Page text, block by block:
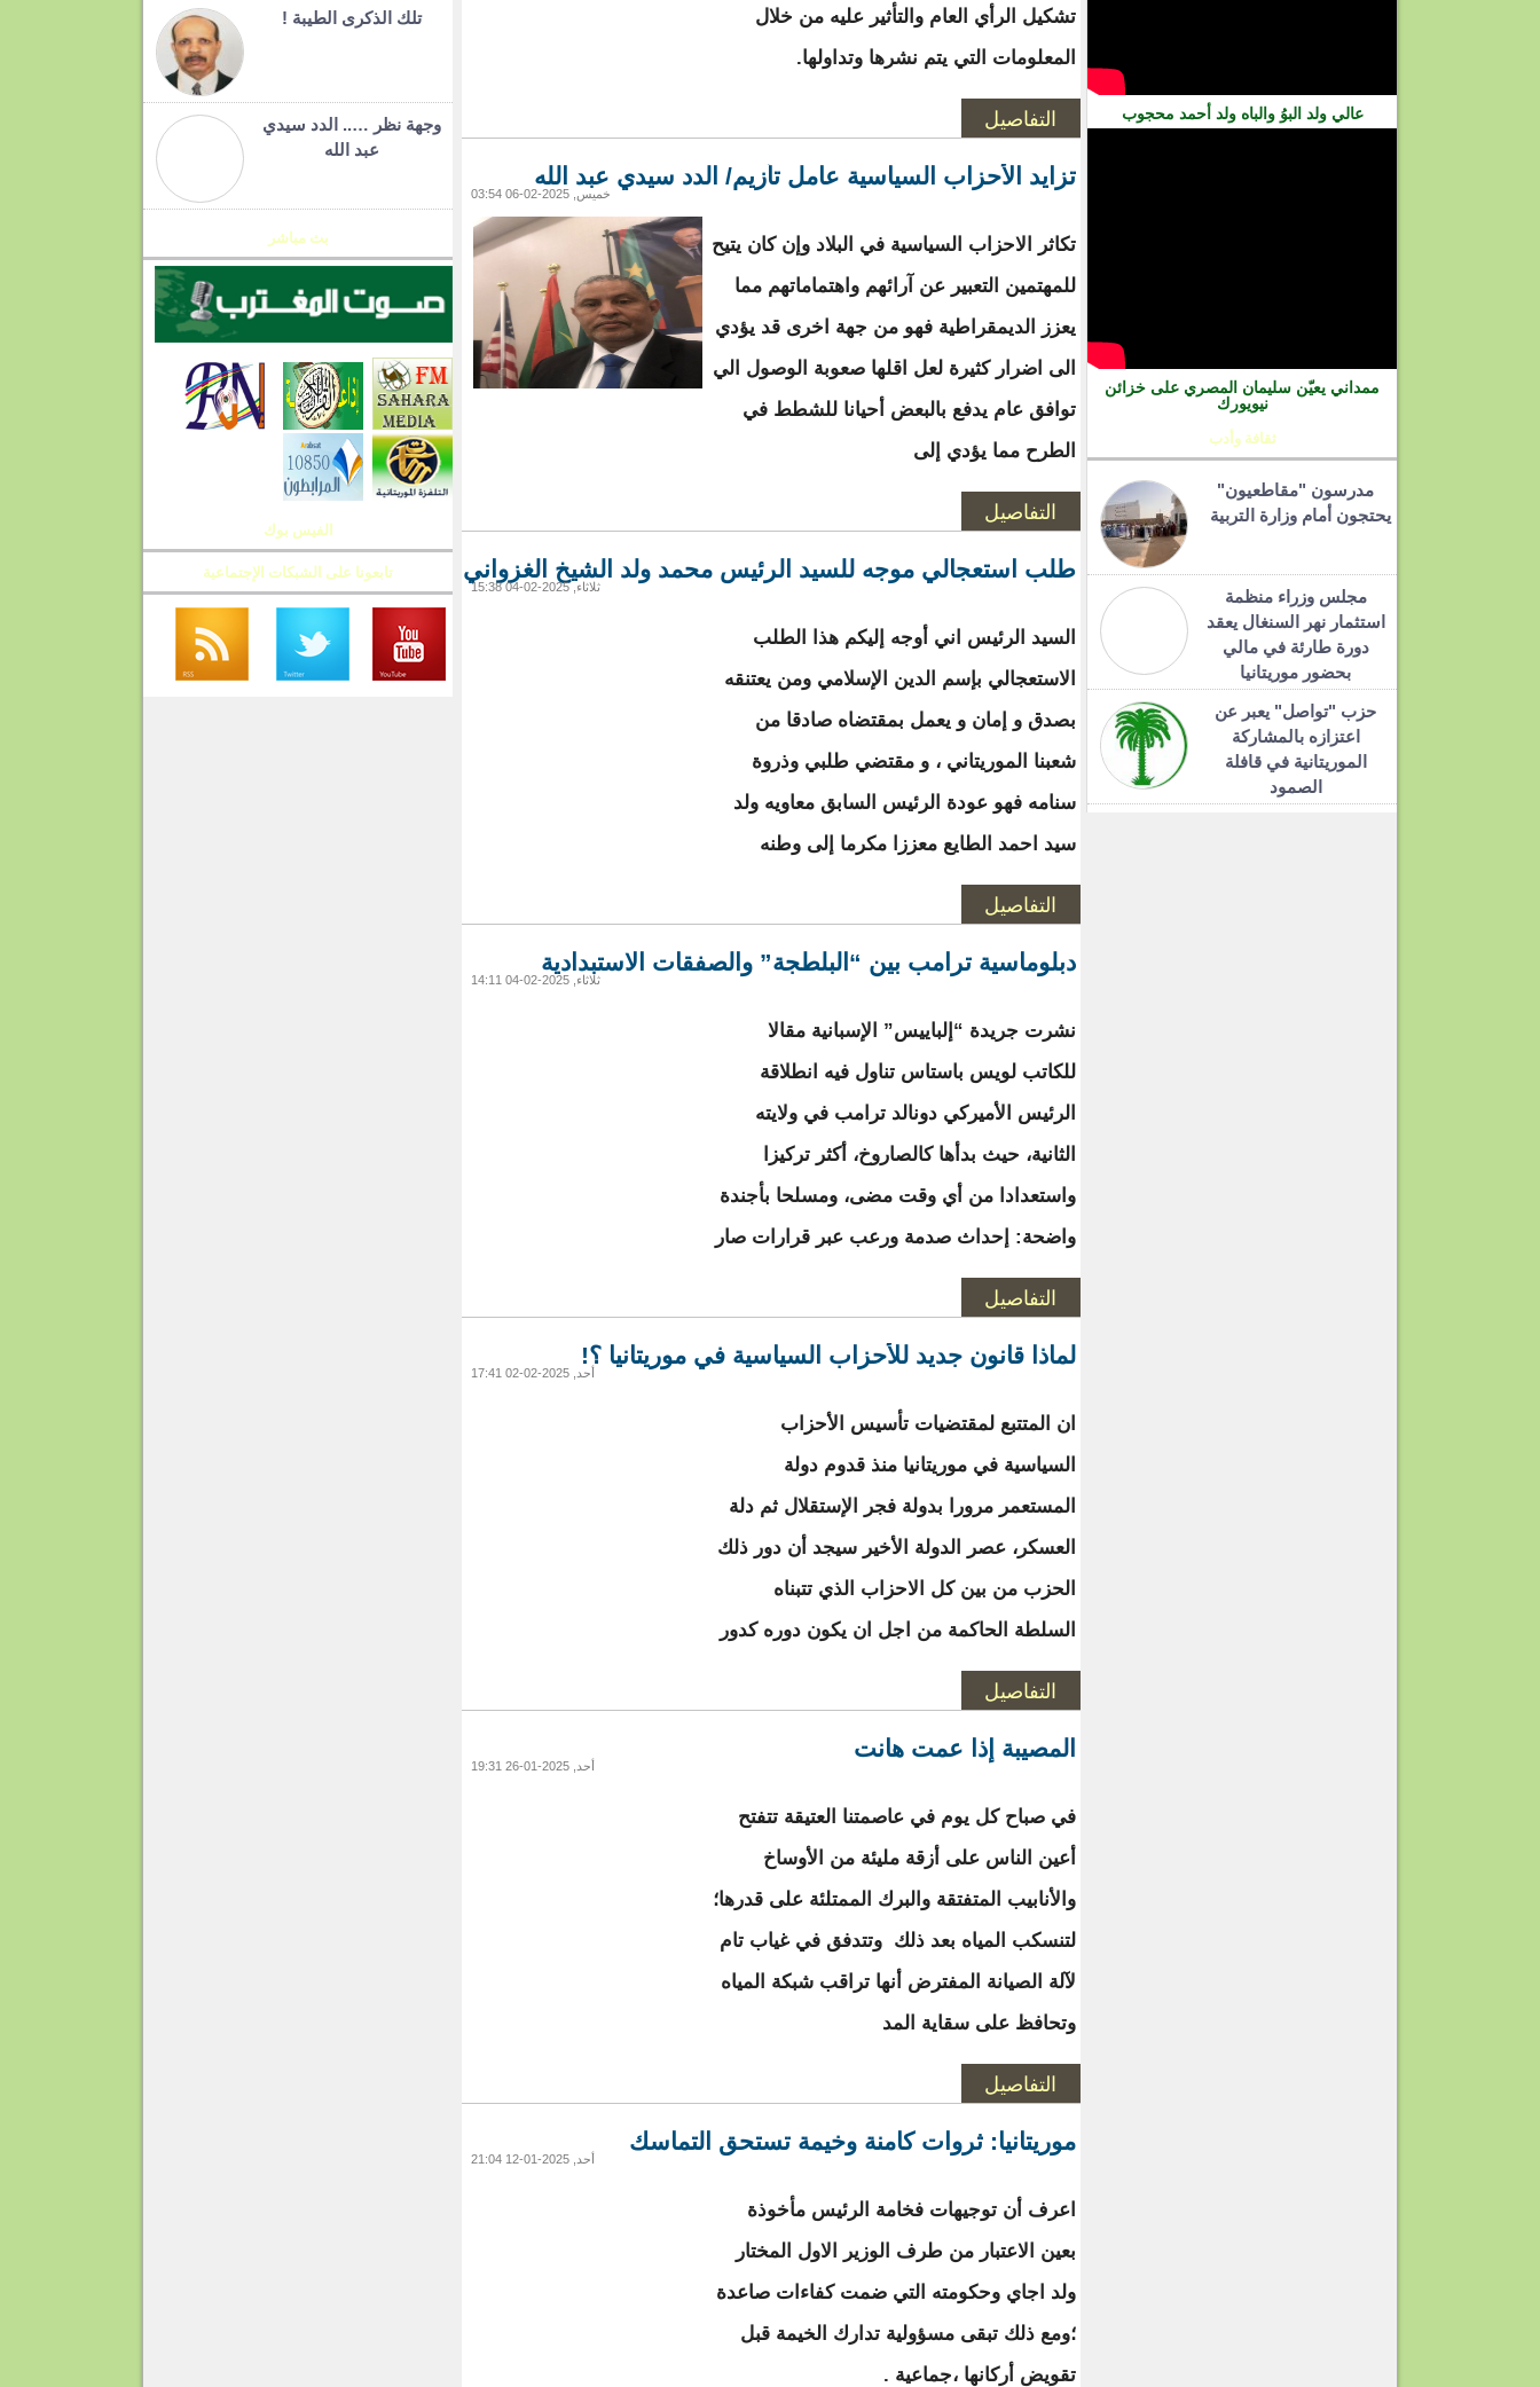
عالي ولد البوُ والباه ولد أحمد محجوب
ممداني يعيّن سليمان المصري على خزائن
نيويورك
ثقافة وأدب
مدرسون "مقاطعيون"
يحتجون أمام وزارة التربية
مجلس وزراء منظمة
استثمار نهر السنغال يعقد
دورة طارئة في مالي
بحضور موريتانيا
حزب "تواصل" يعبر عن
اعتزازه بالمشاركة
الموريتانية في قافلة
الصمود
تشكيل الرأي العام والتأثير عليه من خلال
المعلومات التي يتم نشرها وتداولها.
التفاصيل
تزايد الأحزاب السياسية عامل تأزيم/ الدد سيدي عبد الله
خميس, 2025-02-06 03:54
تكاثر الاحزاب السياسية في البلاد وإن كان يتيح
للمهتمين التعبير عن آرائهم واهتماماتهم مما
يعزز الديمقراطية فهو من جهة اخرى قد يؤدي
الى اضرار كثيرة لعل اقلها صعوبة الوصول الي
توافق عام يدفع بالبعض أحيانا للشطط في
الطرح مما يؤدي إلى
التفاصيل
طلب استعجالي موجه للسيد الرئيس محمد ولد الشيخ الغزواني
ثلاثاء, 2025-02-04 15:38
السيد الرئيس اني أوجه إليكم هذا الطلب
الاستعجالي بإسم الدين الإسلامي ومن يعتنقه
بصدق و إمان و يعمل بمقتضاه صادقا من
شعبنا الموريتاني ، و مقتضي طلبي وذروة
سنامه فهو عودة الرئيس السابق معاويه ولد
سيد احمد الطايع معززا مكرما إلى وطنه
التفاصيل
دبلوماسية ترامب بين “البلطجة” والصفقات الاستبدادية
ثلاثاء, 2025-02-04 14:11
نشرت جريدة “إلباييس” الإسبانية مقالا
للكاتب لويس باستاس تناول فيه انطلاقة
الرئيس الأميركي دونالد ترامب في ولايته
الثانية، حيث بدأها كالصاروخ، أكثر تركيزا
واستعدادا من أي وقت مضى، ومسلحا بأجندة
واضحة: إحداث صدمة ورعب عبر قرارات صار
التفاصيل
لماذا قانون جديد للأحزاب السياسية في موريتانيا ؟!
أحد, 2025-02-02 17:41
ان المتتبع لمقتضيات تأسيس الأحزاب
السياسية في موريتانيا منذ قدوم دولة
المستعمر مرورا بدولة فجر الإستقلال ثم دلة
العسكر، عصر الدولة الأخير سيجد أن دور ذلك
الحزب من بين كل الاحزاب الذي تتبناه
السلطة الحاكمة من اجل ان يكون دوره كدور
التفاصيل
المصيبة إذا عمت هانت
أحد, 2025-01-26 19:31
في صباح كل يوم في عاصمتنا العتيقة تتفتح
أعين الناس على أزقة مليئة من الأوساخ
والأنابيب المتفتقة والبرك الممتلئة على قدرها؛
لتنسكب المياه بعد ذلك وتتدفق في غياب تام
لآلة الصيانة المفترض أنها تراقب شبكة المياه
وتحافظ على سقاية المد
التفاصيل
موريتانيا: ثروات كامنة وخيمة تستحق التماسك
أحد, 2025-01-12 21:04
اعرف أن توجيهات فخامة الرئيس مأخوذة
بعين الاعتبار من طرف الوزير الاول المختار
ولد اجاي وحكومته التي ضمت كفاءات صاعدة
؛ومع ذلك تبقى مسؤولية تدارك الخيمة قبل
تقويض أركانها ،جماعية .
تلك الذكرى الطيبة !
وجهة نظر ….. الدد سيدي
عبد الله
بث مباشر
الفيس بوك
تابعونا على الشبكات الإجتماعية